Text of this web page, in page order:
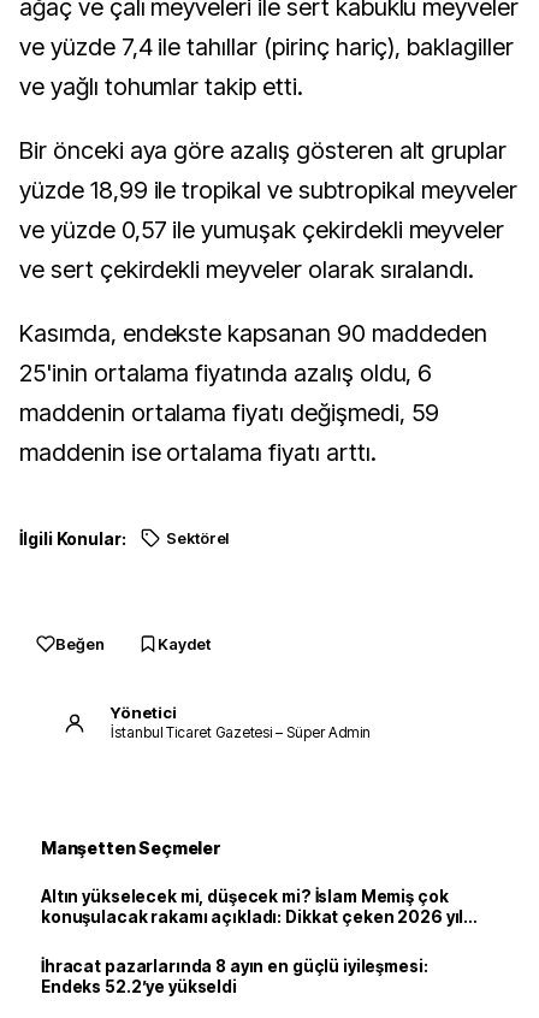
ağaç ve çalı meyveleri ile sert kabuklu meyveler
ve yüzde 7,4 ile tahıllar (pirinç hariç), baklagiller
ve yağlı tohumlar takip etti.
Bir önceki aya göre azalış gösteren alt gruplar
yüzde 18,99 ile tropikal ve subtropikal meyveler
ve yüzde 0,57 ile yumuşak çekirdekli meyveler
ve sert çekirdekli meyveler olarak sıralandı.
Kasımda, endekste kapsanan 90 maddeden
25'inin ortalama fiyatında azalış oldu, 6
maddenin ortalama fiyatı değişmedi, 59
maddenin ise ortalama fiyatı arttı.
İlgili Konular: Sektörel
Beğen Kaydet
Yönetici
İstanbul Ticaret Gazetesi – Süper Admin
Manşetten Seçmeler
Altın yükselecek mi, düşecek mi? İslam Memiş çok
konuşulacak rakamı açıkladı: Dikkat çeken 2026 yıl
İhracat pazarlarında 8 ayın en güçlü iyileşmesi:
Endeks 52.2’ye yükseldi